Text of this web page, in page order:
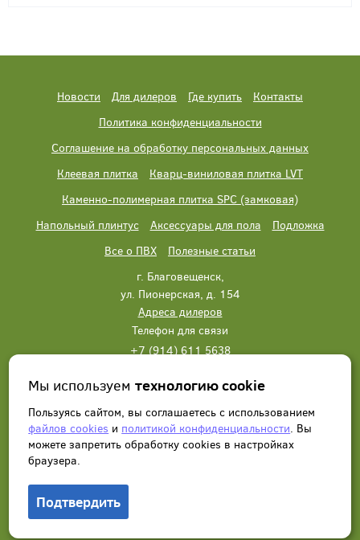
Новости Для дилеров Где купить
Контакты
Политика конфиденциальности
Соглашение на обработку персональных данных
Клеевая плитка
Кварц-виниловая плитка LVT
Каменно-полимерная плитка SPC (замковая)
Напольный плинтус
Аксессуары для пола
Подложка
Все о ПВХ
Полезные статьи
г. Благовещенск,
ул. Пионерская, д. 154
Адреса дилеров
Телефон для связи
+7 (914) 611 5638
Написать нам Заказать звонок
Мы используемтехнологию cookie
Пользуясь сайтом, вы соглашаетесь с использованием
файлов cookies и политикой конфиденциальности. Вы
можете запретить обработку сookies в настройках
браузера.
Подтвердить